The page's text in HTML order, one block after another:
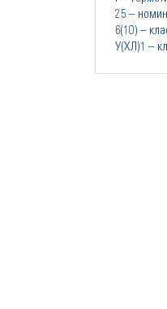
25 –
6(10) –
У(ХЛ)1 –